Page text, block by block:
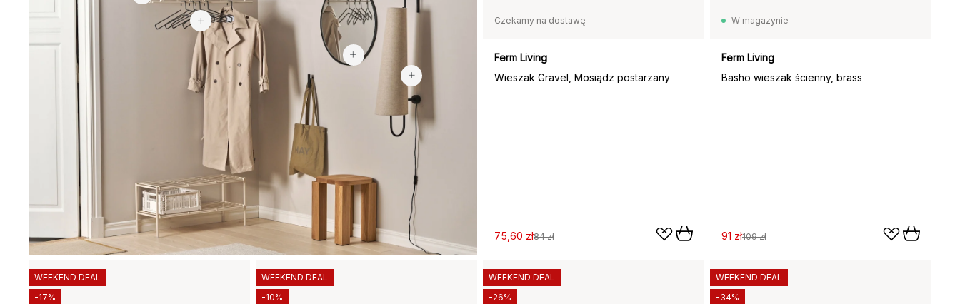
Czekamy na dostawę
Ferm Living
Wieszak Gravel, Mosiądz postarzany
75,60 zł84 zł
W magazynie
Ferm Living
Basho wieszak ścienny, brass
91 zł109 zł
WEEKEND DEAL
-17%
WEEKEND DEAL
-10%
WEEKEND DEAL
-26%
WEEKEND DEAL
-34%